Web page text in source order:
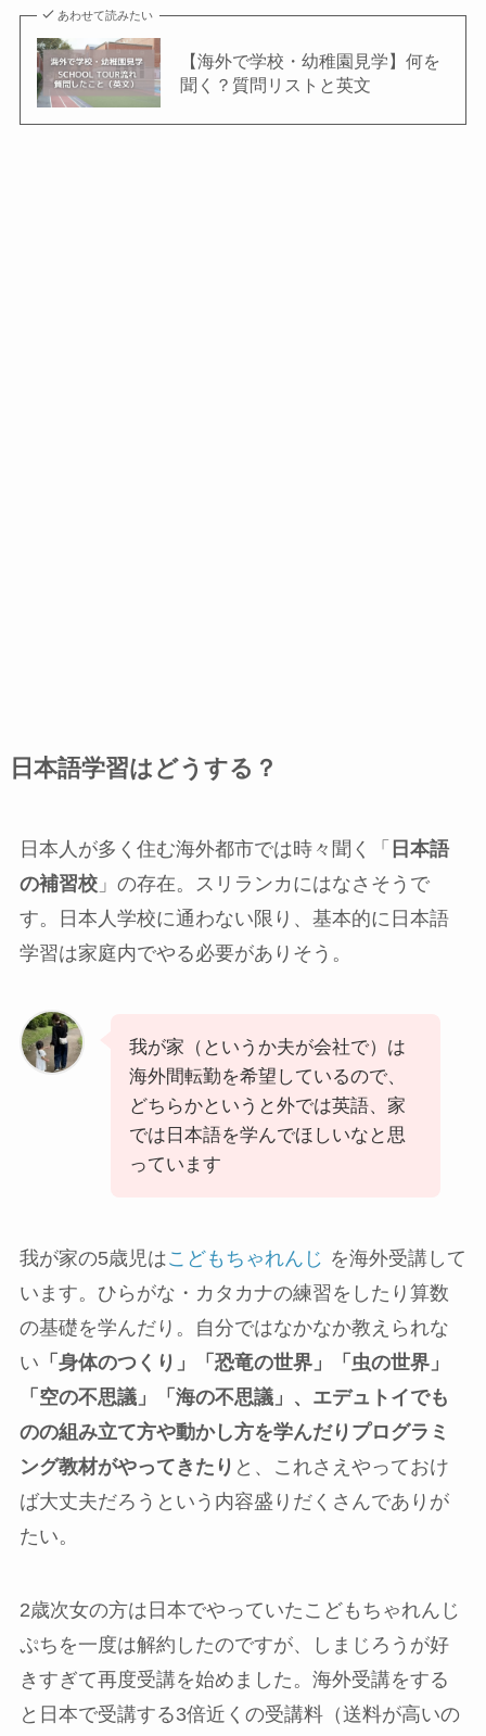
あわせて読みたい
【海外で学校・幼稚園見学】何を
聞く？質問リストと英文
日本語学習はどうする？
日本人が多く住む海外都市では時々聞く「 日本語
の補習校」の存在。スリランカにはなさそうで
す。日本人学校に通わない限り、基本的に日本語
学習は家庭内でやる必要がありそう。
我が家（というか夫が会社で）は
海外間転勤を希望しているので、
どちらかというと外では英語、家
では日本語を学んでほしいなと思
っています
我が家の5歳児はこどもちゃれんじ を海外受講して
います。ひらがな・カタカナの練習をしたり算数
の基礎を学んだり。自分ではなかなか教えられな
い 「身体のつくり」「恐竜の世界」「虫の世界」
「空の不思議」「海の不思議」、エデュトイでも
のの組み立て方や動かし方を学んだりプログラミ
ング教材がやってきたり と、これさえやっておけ
ば大丈夫だろうという内容盛りだくさんでありが
たい。
2歳次女の方は日本でやっていたこどもちゃれんじ
ぷちを一度は解約したのですが、しまじろうが好
きすぎて再度受講を始めました。海外受講をする
と日本で受講する3倍近くの受講料（送料が高いの